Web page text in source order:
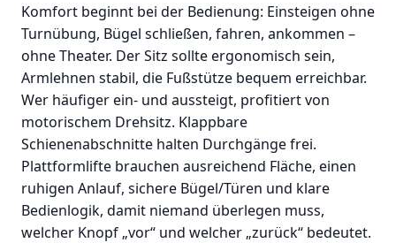
Komfort beginnt bei der Bedienung: Einsteigen ohne
Turnübung, Bügel schließen, fahren, ankommen –
ohne Theater. Der Sitz sollte ergonomisch sein,
Armlehnen stabil, die Fußstütze bequem erreichbar.
Wer häufiger ein- und aussteigt, profitiert von
motorischem Drehsitz. Klappbare
Schienenabschnitte halten Durchgänge frei.
Plattformlifte brauchen ausreichend Fläche, einen
ruhigen Anlauf, sichere Bügel/Türen und klare
Bedienlogik, damit niemand überlegen muss,
welcher Knopf „vor“ und welcher „zurück“ bedeutet.